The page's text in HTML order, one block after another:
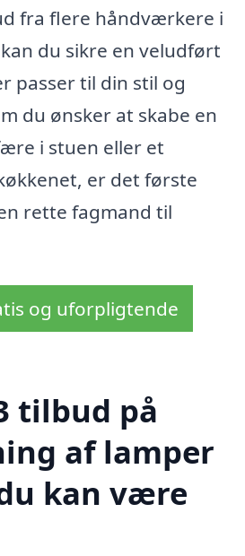
fra flere håndværkere i
du sikre en veludført
passer til din stil og
du ønsker at skabe en
i stuen eller et
er det første
rette fagmand til
og uforpligtende
tilbud på
af lamper
kan være